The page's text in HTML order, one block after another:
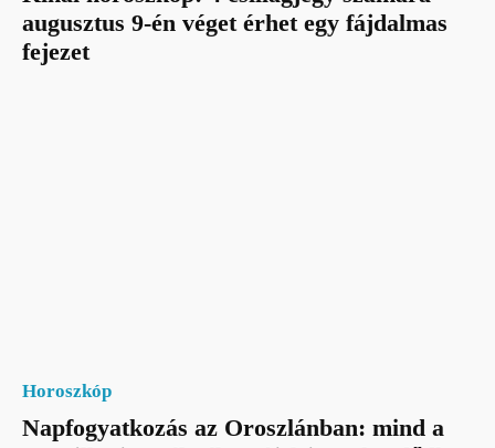
augusztus 9-én véget érhet egy fájdalmas
fejezet
Horoszkóp
Napfogyatkozás az Oroszlánban: mind a